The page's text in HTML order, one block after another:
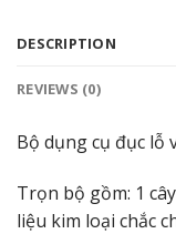
DESCRIPTION
REVIEWS (0)
Bộ dụng cụ đục lỗ
Trọn bộ gồm: 1
liệu kim loại chắc